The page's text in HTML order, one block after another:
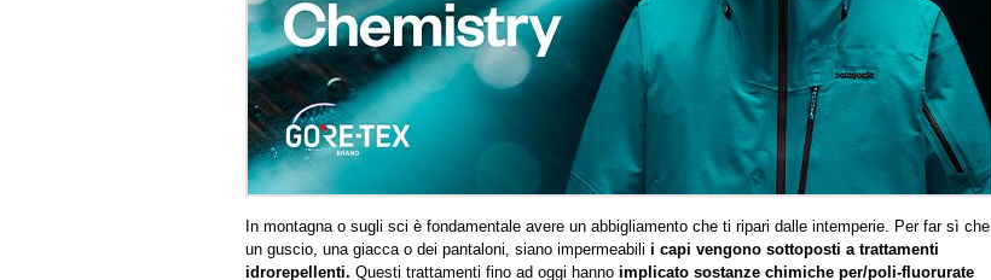
In montagna o sugli sci è fondamentale avere un abbigliamento che ti ripari dalle intemperie. Per far sì che
un guscio, una giacca o dei pantaloni, siano impermeabili i capi vengono sottoposti a trattamenti
idrorepellenti. Questi trattamenti fino ad oggi hanno implicato sostanze chimiche per/poli-fluorurate